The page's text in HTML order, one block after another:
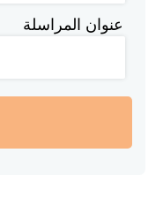
عنوان المراسلة